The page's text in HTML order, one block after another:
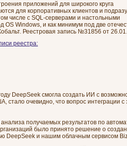
приложений для широкого круга
для корпоративных клиентов и
числе с SQL-серверами и настольными
Windows, и как минимум под две
Реестровая запись №31856 от
реестра:
DeepSeek смогла создать ИИ с
стало очевидно, что вопрос интеграции с
получаемых результатов по
было принято решение о
DeepSeek и нашим облачным сервисом